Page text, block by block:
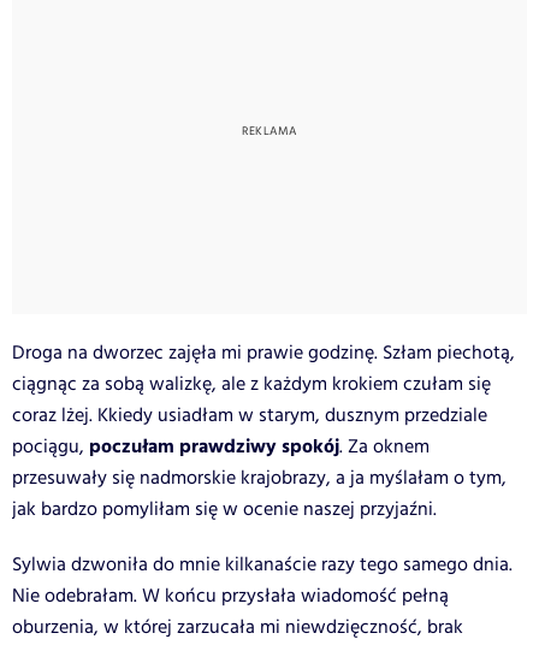
Droga na dworzec zajęła mi prawie godzinę. Szłam piechotą,
ciągnąc za sobą walizkę, ale z każdym krokiem czułam się
coraz lżej. Kkiedy usiadłam w starym, dusznym przedziale
pociągu, poczułam prawdziwy spokój. Za oknem
przesuwały się nadmorskie krajobrazy, a ja myślałam o tym,
jak bardzo pomyliłam się w ocenie naszej przyjaźni.
Sylwia dzwoniła do mnie kilkanaście razy tego samego dnia.
Nie odebrałam. W końcu przysłała wiadomość pełną
oburzenia, w której zarzucała mi niewdzięczność, brak